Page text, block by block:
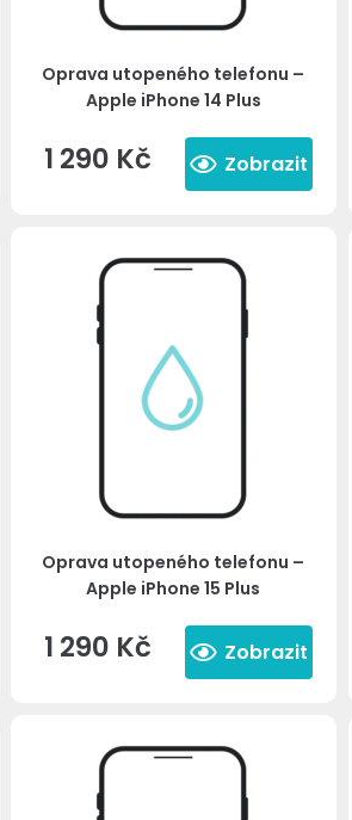
Oprava utopeného telefonu –
Apple iPhone 14 Plus
1 290 Kč Zobrazit
Oprava utopeného telefonu –
Apple iPhone 15 Plus
1 290 Kč Zobrazit